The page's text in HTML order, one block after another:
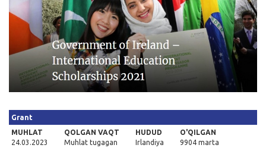
Kirish
Grant
MUHLAT
24.03.2023
QOLGAN VAQT
Muhlat tugagan
HUDUD
Irlandiya
O'QILGAN
9904 marta